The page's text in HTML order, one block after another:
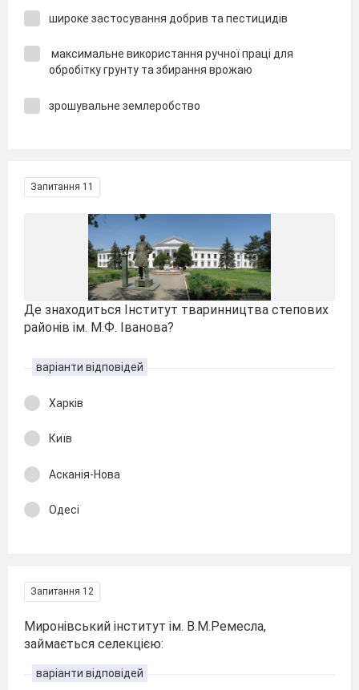
широке застосування добрив та пестицидів
максимальне використання ручної праці для
обробітку грунту та збирання врожаю
зрошувальне землеробство
Запитання 11
Де знаходиться Інститут тваринництва степових
районів ім. М.Ф. Іванова?
варіанти відповідей
Харків
Київ
Асканія-Нова
Одесі
Запитання 12
Миронівський інститут ім. В.М.Ремесла,
займається селекцією:
варіанти відповідей